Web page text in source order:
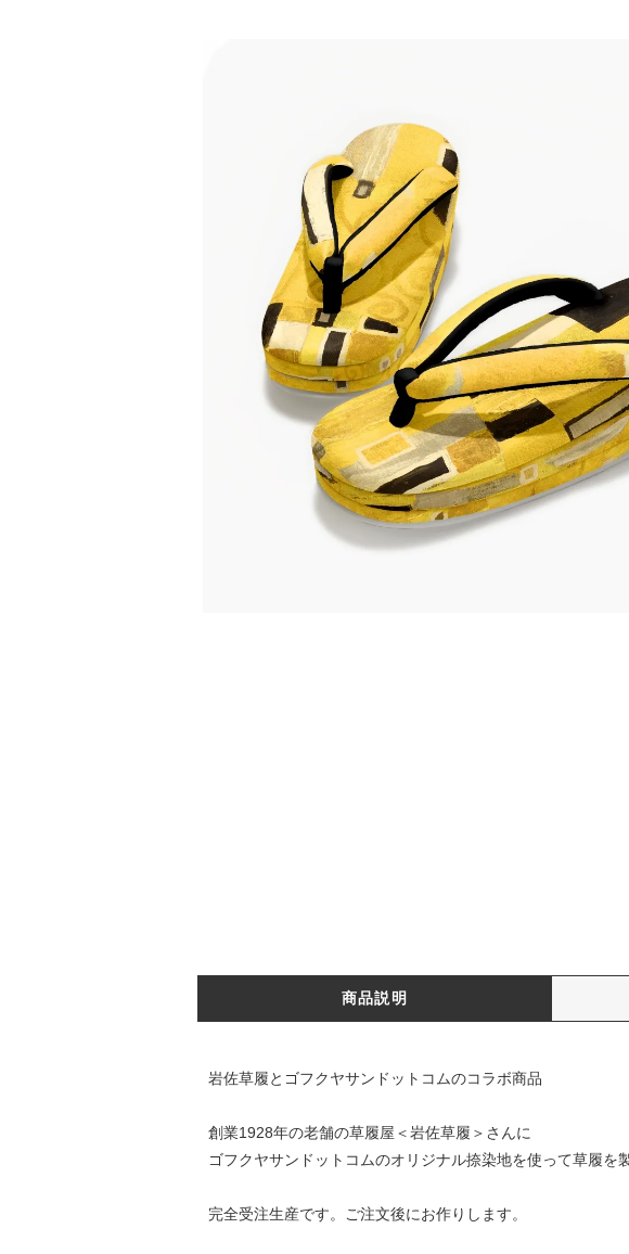
商品説明
岩佐草履とゴフクヤサンドットコムのコラボ商品
創業1928年の老舗の草履屋＜岩佐草履＞さんに
ゴフクヤサンドットコムのオリジナル捺染地を使って草履を
完全受注生産です。ご注文後にお作りします。